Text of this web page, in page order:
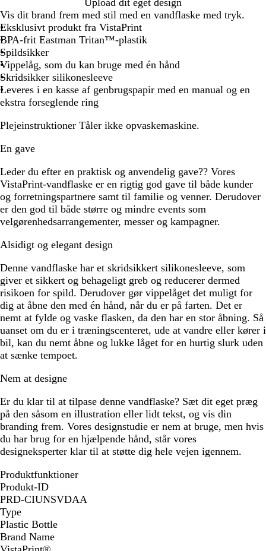
r
t
Vis dit brand frem med stil med en vandflaske med tryk.
Eksklusivt produkt fra VistaPrint
BPA-frit Eastman Tritan™-plastik
Spildsikker
Vippelåg, som du kan bruge med én hånd
Skridsikker silikonesleeve
Leveres i en kasse af genbrugspapir med en manual og en
ekstra forseglende ring
Plejeinstruktioner Tåler ikke opvaskemaskine.
En gave
Leder du efter en praktisk og anvendelig gave?? Vores
VistaPrint-vandflaske er en rigtig god gave til både kunder
og forretningspartnere samt til familie og venner. Derudover
er den god til både større og mindre events som
velgørenhedsarrangementer, messer og kampagner.
Alsidigt og elegant design
Denne vandflaske har et skridsikkert silikonesleeve, som
giver et sikkert og behageligt greb og reducerer dermed
risikoen for spild. Derudover gør vippelåget det muligt for
dig at åbne den med én hånd, når du er på farten. Det er
nemt at fylde og vaske flasken, da den har en stor åbning. Så
uanset om du er i træningscenteret, ude at vandre eller kører i
bil, kan du nemt åbne og lukke låget for en hurtig slurk uden
at sænke tempoet.
Nem at designe
Er du klar til at tilpase denne vandflaske? Sæt dit eget præg
på den såsom en illustration eller lidt tekst, og vis din
branding frem. Vores designstudie er nem at bruge, men hvis
du har brug for en hjælpende hånd, står vores
designeksperter klar til at støtte dig hele vejen igennem.
Produktfunktioner
Produkt-ID
PRD-CIUNSVDAA
Type
Plastic Bottle
Brand Name